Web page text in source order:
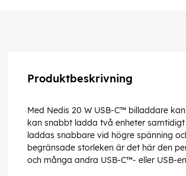
Produktbeskrivning
Med Nedis 20 W USB-C™ billaddare
kan snabbt ladda två enheter
laddas snabbare vid högre spänning
begränsade storleken är det här den
och många andra USB-C™- eller USB-